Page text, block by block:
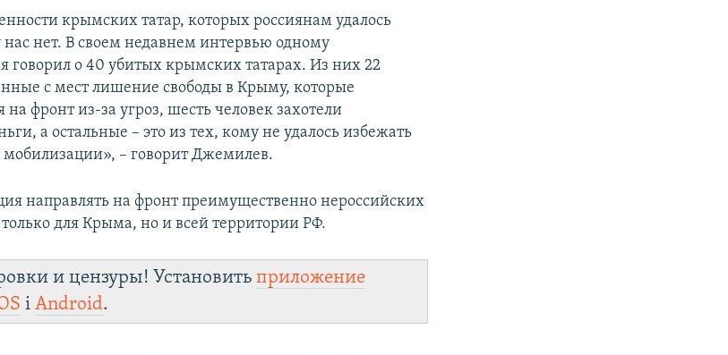
крымских татар, которых россиянам удалось
нет. В своем недавнем интервью одному
говорил о 40 убитых крымских татарах. Из них 22
с мест лишение свободы в Крыму, которые
на фронт из-за угроз, шесть человек захотели
а остальные – это из тех, кому не удалось избежать
мобилизации», – говорит Джемилев.
направлять на фронт преимущественно нероссийских
для Крыма, но и всей территории РФ.
и цензуры! Установитьприложение
іAndroid.